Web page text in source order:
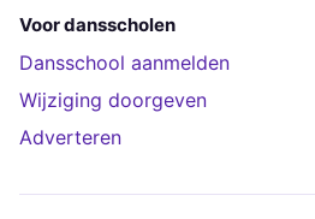
Voor dansscholen
Dansschool aanmelden
Wijziging doorgeven
Adverteren